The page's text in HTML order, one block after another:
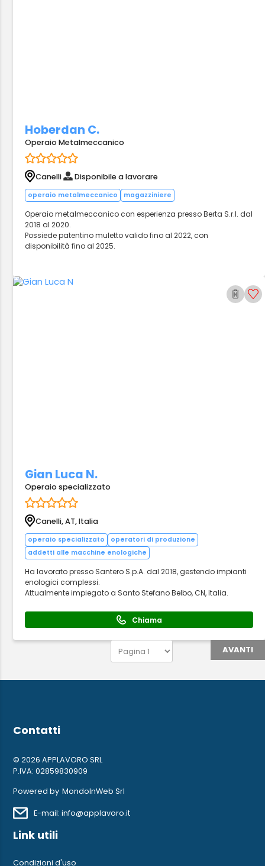
Hoberdan C.
Operaio Metalmeccanico
Canelli Disponibile a lavorare
operaio metalmeccanico magazziniere
Operaio metalmeccanico con esperienza presso Berta S.r.l. dal
2018 al 2020.
Possiede patentino muletto valido fino al 2022, con
disponibilità fino al 2025.
Gian Luca N.
Operaio specializzato
Canelli, AT, Italia
operaio specializzato
operatori di produzione
addetti alle macchine enologiche
Ha lavorato presso Santero S.p.A. dal 2018, gestendo impianti
enologici complessi.
Attualmente impiegato a Santo Stefano Belbo, CN, Italia.
Chiama
AVANTI
Contatti
© 2026 APPLAVORO SRL
P.IVA: 02859830909
Powered by MondoInWeb Srl
E-mail: info@applavoro.it
Link utili
Condizioni d'uso